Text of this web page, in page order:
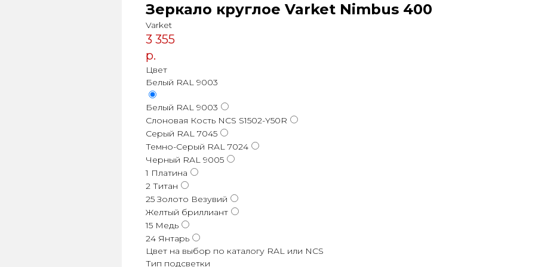
Зеркало круглое Varket Nimbus 400
Varket
3 355
р.
Цвет
Белый RAL 9003
Белый RAL 9003
Слоновая Кость NCS S1502-Y50R
Серый RAL 7045
Темно-Серый RAL 7024
Черный RAL 9005
1 Платина
2 Титан
25 Золото Везувий
Желтый бриллиант
15 Медь
24 Янтарь
Цвет на выбор по каталогу RAL или NCS
Тип подсветки